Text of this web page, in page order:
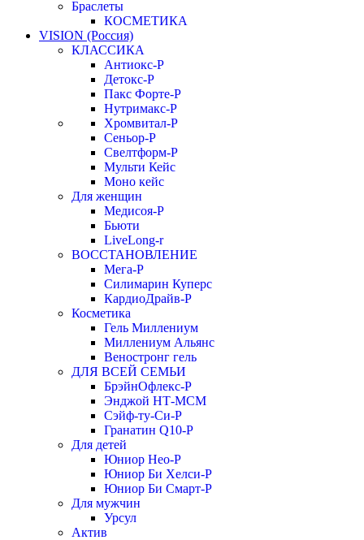
Браслеты
КОСМЕТИКА
VISION (Россия)
КЛАССИКА
Антиокс-Р
Детокс-Р
Пакс Форте-Р
Нутримакс-Р
Хромвитал-Р
Сеньор-Р
Свелтформ-Р
Мульти Кейс
Моно кейс
Для женщин
Медисоя-Р
Бьюти
LiveLong-r
ВОССТАНОВЛЕНИЕ
Мега-Р
Силимарин Куперс
КардиоДрайв-Р
Косметика
Гель Миллениум
Миллениум Альянс
Веностронг гель
ДЛЯ ВСЕЙ СЕМЬИ
БрэйнОфлекс-Р
Энджой НТ-МСМ
Сэйф-ту-Си-Р
Гранатин Q10-Р
Для детей
Юниор Нео-Р
Юниор Би Хелси-Р
Юниор Би Смарт-Р
Для мужчин
Урсул
Актив